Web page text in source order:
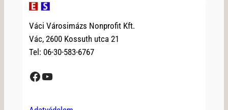
Váci Városimázs Nonprofit Kft.
Vác, 2600 Kossuth utca 21
Tel: 06-30-583-6767
Facebook YouTube